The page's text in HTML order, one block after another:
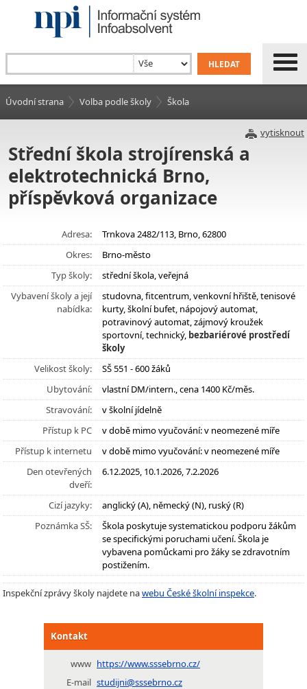
Úvodní strana Volba podle školy Škola
vytisknout
Střední škola strojírenská a
elektrotechnická Brno,
příspěvková organizace
Adresa:
Trnkova 2482/113, Brno, 62800
Okres:
Brno-město
Typ školy:
střední škola, veřejná
Vybavení školy a její
nabídka:
studovna, fitcentrum, venkovní hřiště, tenisové
kurty, školní bufet, nápojový automat,
potravinový automat, zájmový kroužek
sportovní, technický, bezbariérové prostředí
školy
Velikost školy:
SŠ 551 - 600 žáků
Ubytování:
vlastní DM/intern., cena 1400 Kč/měs.
Stravování:
v školní jídelně
Přístup k PC
v době mimo vyučování: v neomezené míře
Přístup k internetu
v době mimo vyučování: v neomezené míře
Den otevřených
dveří:
6.12.2025, 10.1.2026, 7.2.2026
Cizí jazyky:
anglický (A), německý (N), ruský (R)
Poznámka SŠ:
Škola poskytuje systematickou podporu žákům
se specifickými poruchami učení. Škola je
vybavena pomůckami pro žáky se zdravotním
postižením.
Inspekční zprávy školy najdete nawebu České školní inspekce.
Kontakt
www https://www.sssebrno.cz/
E-mail studijni@sssebrno.cz